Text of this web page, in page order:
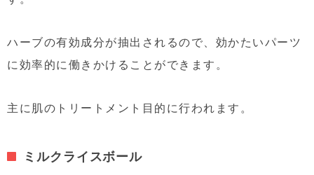
ハーブの有効成分が抽出されるので、効かたいパーツ
に効率的に働きかけることができます。
主に肌のトリートメント目的に行われます。
ミルクライスボール